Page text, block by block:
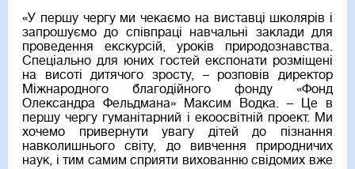
«У першу чергу ми чекаємо на виставці школярів і
запрошуємо до співпраці навчальні заклади для
проведення екскурсій, уроків природознавства.
Спеціально для юних гостей експонати розміщені
на висоті дитячого зросту, – розповів директор
Міжнародного благодійного фонду «Фонд
Олександра Фельдмана» Максим Водка. – Це в
першу чергу гуманітарний і екоосвітній проект. Ми
хочемо привернути увагу дітей до пізнання
навколишнього світу, до вивчення природничих
наук, і тим самим сприяти вихованню свідомих вже